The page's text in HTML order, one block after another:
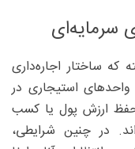
سرمایه‌ای
که ساختار اجاره‌داری
استیجاری در
حفظ ارزش پول یا کسب
در چنین شرایطی،